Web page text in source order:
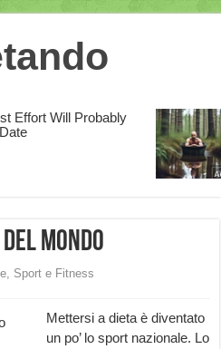
Mondo
Sport e Fitness
Mettersi a dieta è diventato
un po’ lo sport nazionale. Lo